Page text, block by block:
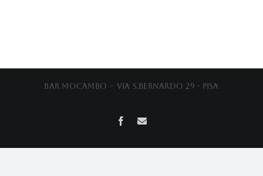
Bar Mocambo ~ Via S.Bernardo 29 - Pisa
Facebook
Email